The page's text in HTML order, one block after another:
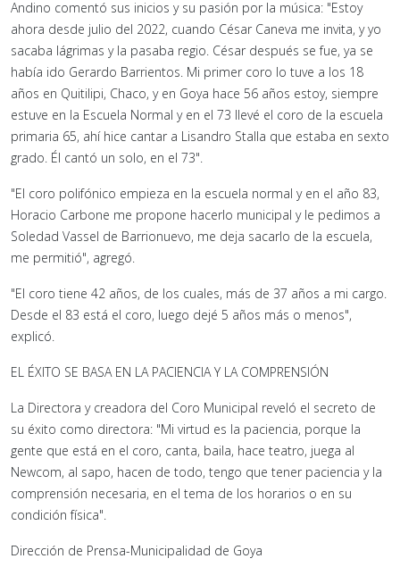
Andino comentó sus inicios y su pasión por la música: "Estoy
ahora desde julio del 2022, cuando César Caneva me invita, y yo
sacaba lágrimas y la pasaba regio. César después se fue, ya se
había ido Gerardo Barrientos. Mi primer coro lo tuve a los 18
años en Quitilipi, Chaco, y en Goya hace 56 años estoy, siempre
estuve en la Escuela Normal y en el 73 llevé el coro de la escuela
primaria 65, ahí hice cantar a Lisandro Stalla que estaba en sexto
grado. Él cantó un solo, en el 73".
"El coro polifónico empieza en la escuela normal y en el año 83,
Horacio Carbone me propone hacerlo municipal y le pedimos a
Soledad Vassel de Barrionuevo, me deja sacarlo de la escuela,
me permitió", agregó.
"El coro tiene 42 años, de los cuales, más de 37 años a mi cargo.
Desde el 83 está el coro, luego dejé 5 años más o menos",
explicó.
EL ÉXITO SE BASA EN LA PACIENCIA Y LA COMPRENSIÓN
La Directora y creadora del Coro Municipal reveló el secreto de
su éxito como directora: "Mi virtud es la paciencia, porque la
gente que está en el coro, canta, baila, hace teatro, juega al
Newcom, al sapo, hacen de todo, tengo que tener paciencia y la
comprensión necesaria, en el tema de los horarios o en su
condición física".
Dirección de Prensa-Municipalidad de Goya